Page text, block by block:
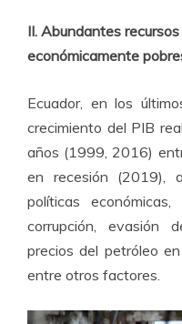
II. Abundantes
económicamente
Ecuador, en los
crecimiento del PIB
años (1999, 2016)
en recesión (2019),
políticas
corrupción, evasión
precios del petróleo
entre otros factores.